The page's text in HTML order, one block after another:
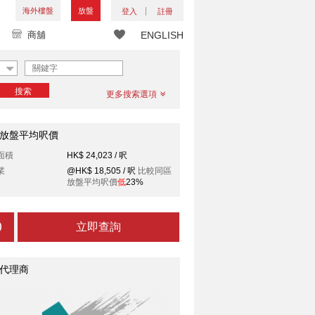
海外樓盤 放盤 登入 註冊
ENGLISH
商舖
搜索 更多搜索選項
盤平均呎價
積
HK$ 24,023 / 呎
@HK$ 18,505 / 呎 比較同區
放盤平均呎價低23%
立即查詢
理商